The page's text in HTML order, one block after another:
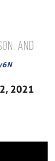
and
2021